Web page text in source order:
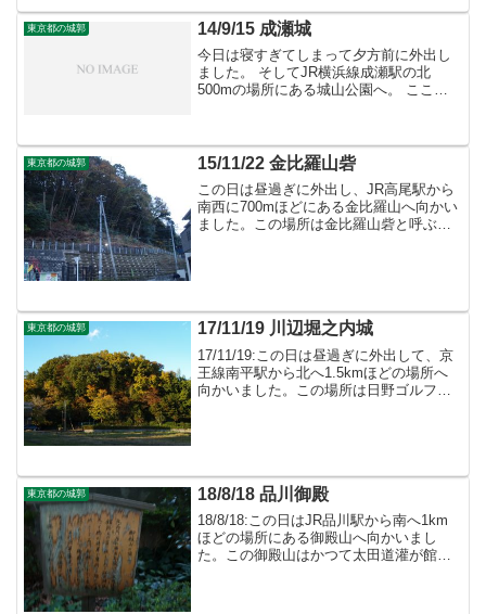
ます。 城跡のある裏山にアジサイが植え
られていますのでそち...
東京都の城郭 14/9/15 成瀬城
今日は寝すぎてしまって夕方前に外出し
ました。 そしてJR横浜線成瀬駅の北
500mの場所にある城山公園へ。 ここは
に入った所にある説明板と城跡碑。 説明
板によればこの城の...
東京都の城郭 15/11/22 金比羅山砦
この日は昼過ぎに外出し、JR高尾駅から
南西に700mほどにある金比羅山へ向かい
ました。この場所は金比羅山砦と呼ぶべ
東京都の城郭 17/11/19 川辺堀之内城
17/11/19:この日は昼過ぎに外出して、京
王線南平駅から北へ1.5kmほどの場所へ
向かいました。この場所は日野ゴルフ練
東京都の城郭 18/8/18 品川御殿
18/8/18:この日はJR品川駅から南へ1km
ほどの場所にある御殿山へ向かいまし
た。この御殿山はかつて太田道灌が館を